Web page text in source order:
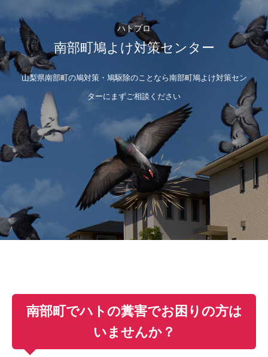
ハトプロ
南部町鳩よけ対策センター
山梨県南部町の鳩対策・鳩駆除のことなら南部町鳩よけ対策セン
ターにまずご相談ください
南部町でハトの糞害でお困りの方は
いませんか？